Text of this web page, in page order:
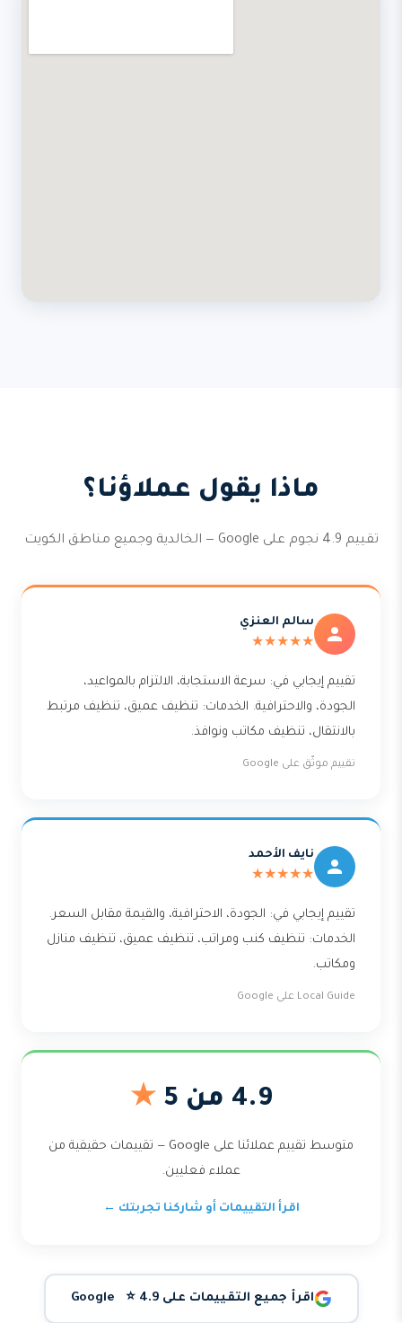
ماذا يقول عملاؤنا؟
تقييم 4.9 نجوم على Google — الخالدية وجميع مناطق الكويت
سالم العنزي
★★★★★
تقييم إيجابي في: سرعة الاستجابة، الالتزام بالمواعيد،
الجودة، والاحترافية. الخدمات: تنظيف عميق، تنظيف مرتبط
بالانتقال، تنظيف مكاتب ونوافذ.
تقييم موثّق على Google
نايف الأحمد
★★★★★
تقييم إيجابي في: الجودة، الاحترافية، والقيمة مقابل السعر.
الخدمات: تنظيف كنب ومراتب، تنظيف عميق، تنظيف منازل
ومكاتب.
Local Guide على Google
4.9 من 5 ★
متوسط تقييم عملائنا على Google — تقييمات حقيقية من
عملاء فعليين.
اقرأ التقييمات أو شاركنا تجربتك ←
اقرأ جميع التقييمات على Google ⭐ 4.9